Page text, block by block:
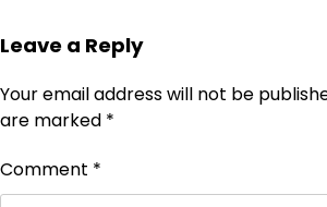
Leave a Reply
Your email address will not be
are marked *
Comment *